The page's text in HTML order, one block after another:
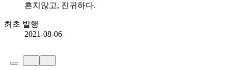
흔치않고, 진귀하다.
최초 발행
2021-08-06